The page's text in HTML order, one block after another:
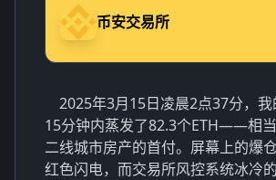
币安交易所
2025年3月15日凌晨2点37分，
15分钟内蒸发了82.3个ETH——相
二线城市房产的首付。屏幕上的爆
红色闪电，而交易所风控系统冰冷